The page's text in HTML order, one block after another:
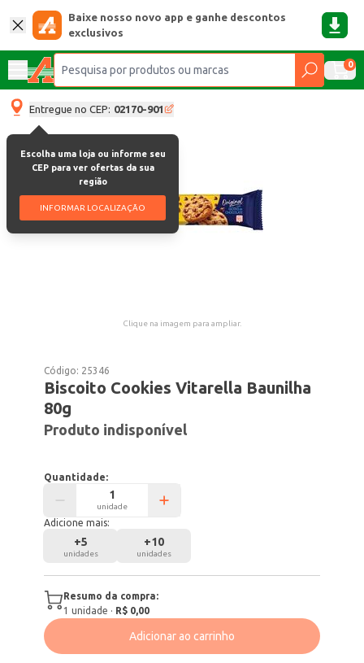
Baixe nosso novo app e ganhe descontos
exclusivos
0
Entregue no CEP: 02170-901
Escolha uma loja ou informe seu
CEP para ver ofertas da sua
região
INFORMAR LOCALIZAÇÃO
Clique na imagem para ampliar.
Código: 25346
Biscoito Cookies Vitarella Baunilha
80g
Produto indisponível
Quantidade:
unidade
Adicione mais:
+5
unidades
+10
unidades
Resumo da compra:
1 unidade · R$ 0,00
Adicionar ao carrinho